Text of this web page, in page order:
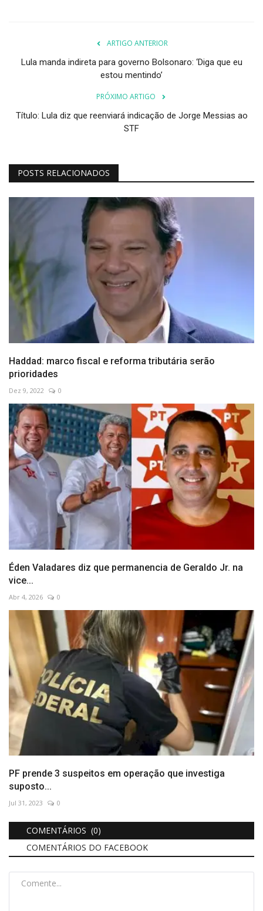
ARTIGO ANTERIOR
Lula manda indireta para governo Bolsonaro: ‘Diga que eu
estou mentindo’
PRÓXIMO ARTIGO
Título: Lula diz que reenviará indicação de Jorge Messias ao
STF
POSTS RELACIONADOS
Haddad: marco fiscal e reforma tributária serão
prioridades
Dez 9, 2022 0
Éden Valadares diz que permanencia de Geraldo Jr. na
vice...
Abr 4, 2026 0
PF prende 3 suspeitos em operação que investiga
suposto...
Jul 31, 2023 0
COMENTÁRIOS (0)
COMENTÁRIOS DO FACEBOOK